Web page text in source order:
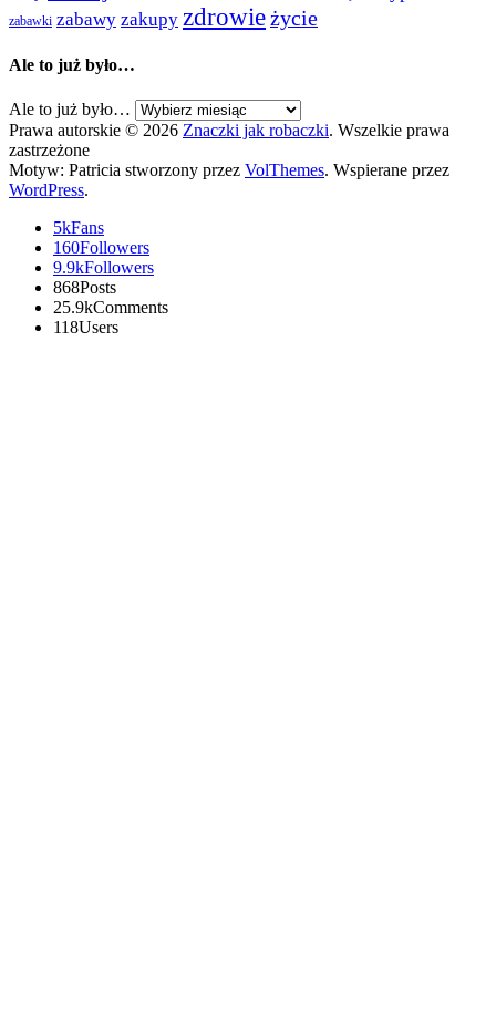
zabawki zabawy zakupy zdrowieżycie
Ale to już było…
Ale to już było…
Prawa autorskie © 2026 Znaczki jak robaczki. Wszelkie prawa
zastrzeżone
Motyw: Patricia stworzony przez VolThemes. Wspierane przez
WordPress.
5kFans
160Followers
9.9kFollowers
868Posts
25.9kComments
118Users